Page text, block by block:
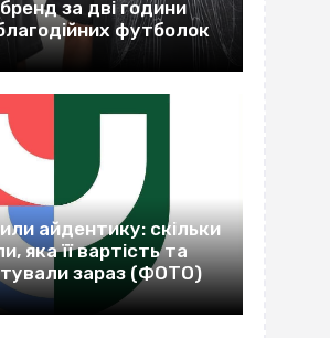
за дві години
футболок
айдентику: скільки
яка її вартість та
зараз (ФОТО)